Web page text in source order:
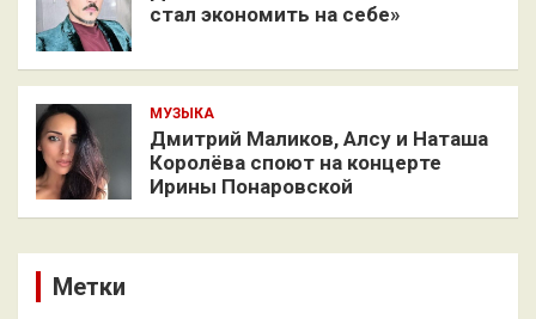
стал экономить на себе»
МУЗЫКА
Дмитрий Маликов, Алсу и Наташа
Королёва споют на концерте
Ирины Понаровской
Метки